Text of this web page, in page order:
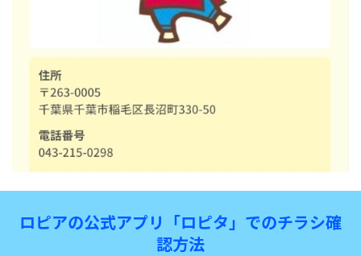
ロピアの公式アプリ「ロピタ」でのチラシ確
認方法